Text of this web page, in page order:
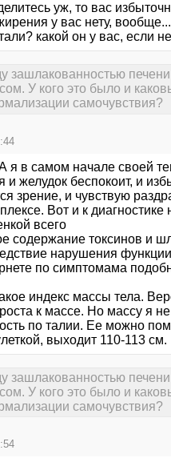
уж, то вас
у вас нету,
какой он у вас, если
зашлакованностью
У кого это было и
самочувствия?
я в самом начале своей
и желудок беспокоит, и
зрение, и чувствую
Вот и к диагностике
всего
содержание токсинов и
нарушения
по симптомама
индекс массы тела.
к массе. Но массу я
по талии. Ее можно
выходит 110-113 см.
зашлакованностью
У кого это было и
самочувствия?